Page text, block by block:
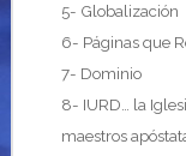
5- Globalización
6- Páginas que
7- Dominio
8- IURD… la
maestros